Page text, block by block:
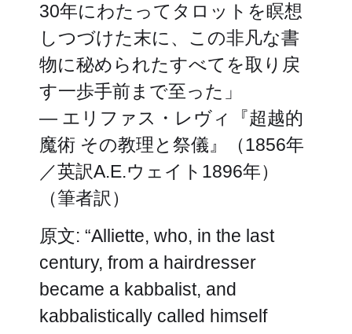
30年にわたってタロットを瞑想
しつづけた末に、この非凡な書
物に秘められたすべてを取り戻
す一歩手前まで至った」
— エリファス・レヴィ『超越的
魔術 その教理と祭儀』（1856年
／英訳A.E.ウェイト1896年）
（筆者訳）
原文: “Alliette, who, in the last
century, from a hairdresser
became a kabbalist, and
kabbalistically called himself